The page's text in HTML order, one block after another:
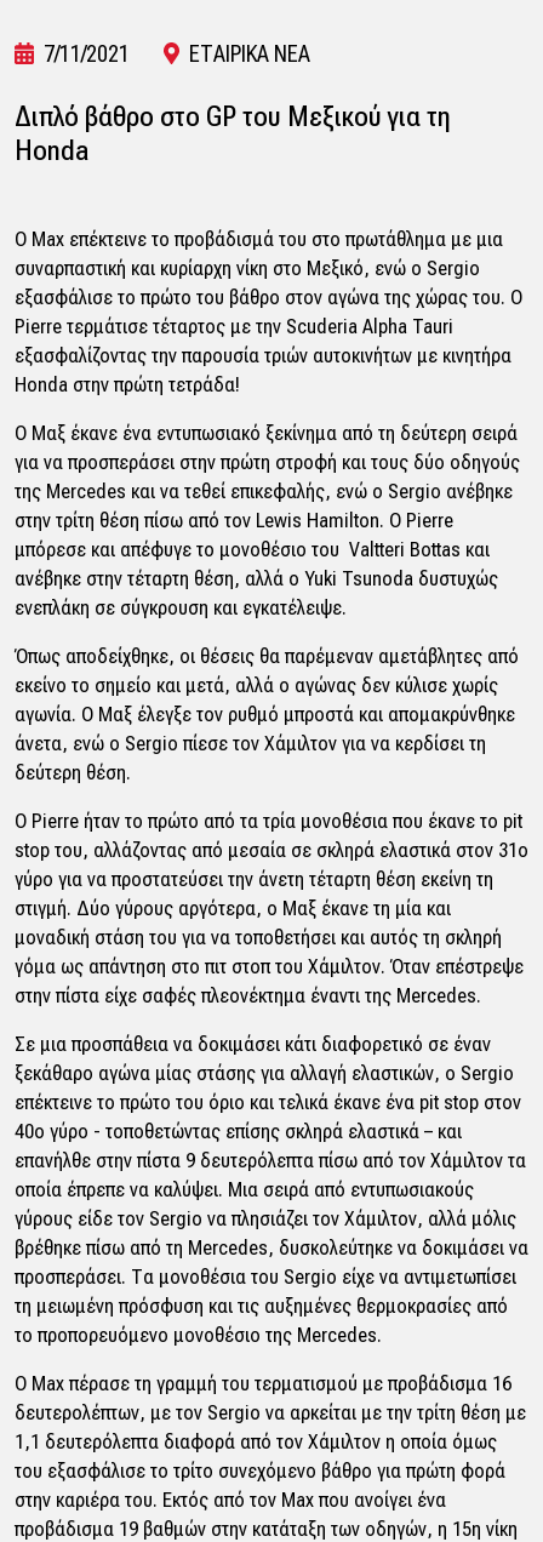
7/11/2021 ΕΤΑΙΡΙΚΑ ΝΕΑ
Διπλό βάθρο στο GP του Μεξικού για τη
Honda
Ο Max επέκτεινε το προβάδισμά του στο πρωτάθλημα με μια
συναρπαστική και κυρίαρχη νίκη στο Μεξικό, ενώ ο Sergio
εξασφάλισε το πρώτο του βάθρο στον αγώνα της χώρας του. Ο
Pierre τερμάτισε τέταρτος με την Scuderia Alpha Tauri
εξασφαλίζοντας την παρουσία τριών αυτοκινήτων με κινητήρα
Honda στην πρώτη τετράδα!
Ο Μαξ έκανε ένα εντυπωσιακό ξεκίνημα από τη δεύτερη σειρά
για να προσπεράσει στην πρώτη στροφή και τους δύο οδηγούς
της Mercedes και να τεθεί επικεφαλής, ενώ ο Sergio ανέβηκε
στην τρίτη θέση πίσω από τον Lewis Hamilton. Ο Pierre
μπόρεσε και απέφυγε το μονοθέσιο του Valtteri Bottas και
ανέβηκε στην τέταρτη θέση, αλλά ο Yuki Tsunoda δυστυχώς
ενεπλάκη σε σύγκρουση και εγκατέλειψε.
Όπως αποδείχθηκε, οι θέσεις θα παρέμεναν αμετάβλητες από
εκείνο το σημείο και μετά, αλλά ο αγώνας δεν κύλισε χωρίς
αγωνία. Ο Μαξ έλεγξε τον ρυθμό μπροστά και απομακρύνθηκε
άνετα, ενώ ο Sergio πίεσε τον Χάμιλτον για να κερδίσει τη
δεύτερη θέση.
Ο Pierre ήταν το πρώτο από τα τρία μονοθέσια που έκανε το pit
stop του, αλλάζοντας από μεσαία σε σκληρά ελαστικά στον 31ο
γύρο για να προστατεύσει την άνετη τέταρτη θέση εκείνη τη
στιγμή. Δύο γύρους αργότερα, ο Μαξ έκανε τη μία και
μοναδική στάση του για να τοποθετήσει και αυτός τη σκληρή
γόμα ως απάντηση στο πιτ στοπ του Χάμιλτον. Όταν επέστρεψε
στην πίστα είχε σαφές πλεονέκτημα έναντι της Mercedes.
Σε μια προσπάθεια να δοκιμάσει κάτι διαφορετικό σε έναν
ξεκάθαρο αγώνα μίας στάσης για αλλαγή ελαστικών, ο Sergio
επέκτεινε το πρώτο του όριο και τελικά έκανε ένα pit stop στον
40ο γύρο - τοποθετώντας επίσης σκληρά ελαστικά – και
επανήλθε στην πίστα 9 δευτερόλεπτα πίσω από τον Χάμιλτον τα
οποία έπρεπε να καλύψει. Μια σειρά από εντυπωσιακούς
γύρους είδε τον Sergio να πλησιάζει τον Χάμιλτον, αλλά μόλις
βρέθηκε πίσω από τη Mercedes, δυσκολεύτηκε να δοκιμάσει να
προσπεράσει. Τα μονοθέσια του Sergio είχε να αντιμετωπίσει
τη μειωμένη πρόσφυση και τις αυξημένες θερμοκρασίες από
το προπορευόμενο μονοθέσιο της Mercedes.
Ο Max πέρασε τη γραμμή του τερματισμού με προβάδισμα 16
δευτερολέπτων, με τον Sergio να αρκείται με την τρίτη θέση με
1,1 δευτερόλεπτα διαφορά από τον Χάμιλτον η οποία όμως
του εξασφάλισε το τρίτο συνεχόμενο βάθρο για πρώτη φορά
στην καριέρα του. Εκτός από τον Max που ανοίγει ένα
προβάδισμα 19 βαθμών στην κατάταξη των οδηγών, η 15η νίκη